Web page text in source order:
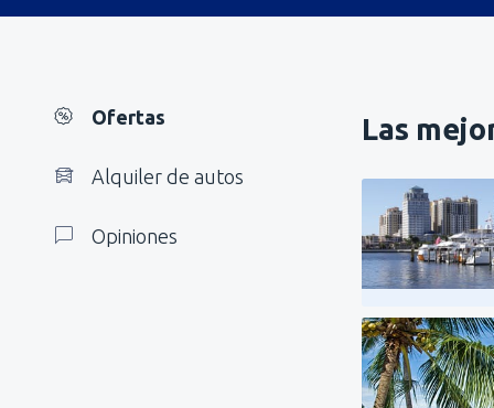
Ofertas
Alquiler de autos
Opiniones
Las